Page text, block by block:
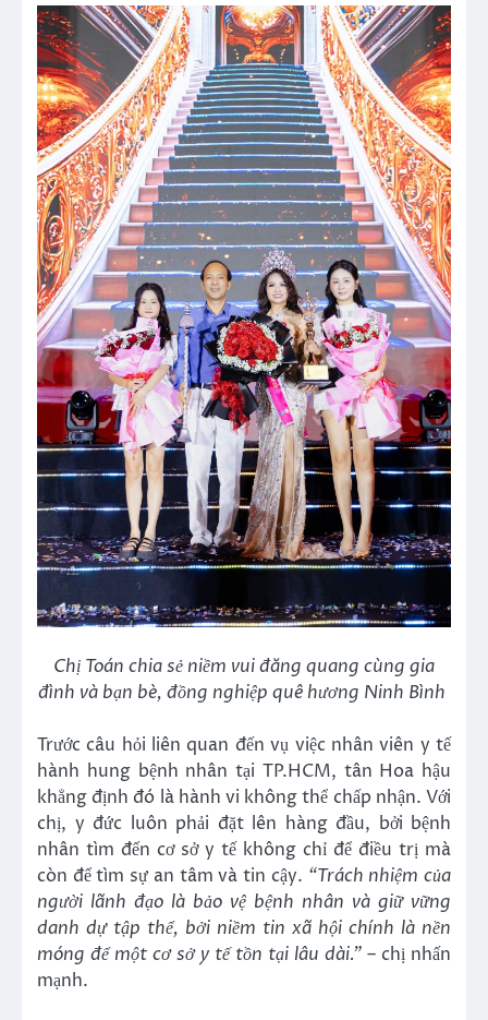
Chị Toán chia sẻ niềm vui đăng quang cùng gia
đình và bạn bè, đồng nghiệp quê hương Ninh Bình
Trước câu hỏi liên quan đến vụ việc nhân viên y tế
hành hung bệnh nhân tại TP.HCM, tân Hoa hậu
khẳng định đó là hành vi không thể chấp nhận. Với
chị, y đức luôn phải đặt lên hàng đầu, bởi bệnh
nhân tìm đến cơ sở y tế không chỉ để điều trị mà
còn để tìm sự an tâm và tin cậy. “Trách nhiệm của
người lãnh đạo là bảo vệ bệnh nhân và giữ vững
danh dự tập thể, bởi niềm tin xã hội chính là nền
móng để một cơ sở y tế tồn tại lâu dài.” – chị nhấn
mạnh.